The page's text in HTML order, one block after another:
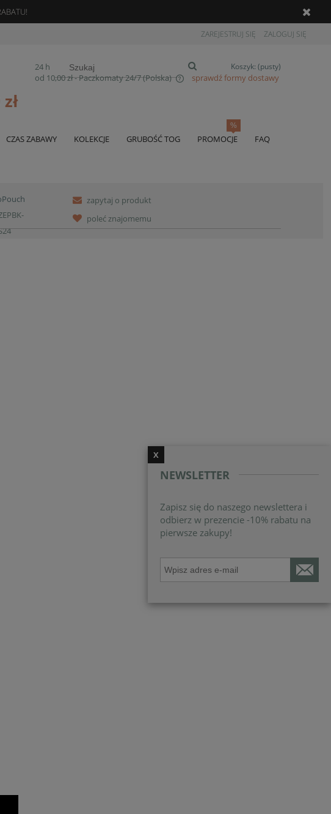
ZAREJESTRUJ SIĘ ZALOGUJ SIĘ
Koszyk: (pusty)
CZAS ZABAWY KOLEKCJE GRUBOŚĆ TOG PROMOCJE FAQ
Count the Candles"
24 h
od 10,00 zł- Paczkomaty 24/7(Polska) sprawdź formy dostawy
DO KOSZYKA
zapytaj o produkt
poleć znajomemu
NEWSLETTER
Zapisz się do naszego newslettera i
odbierz w prezencie -10% rabatu na
pierwsze zakupy!
X